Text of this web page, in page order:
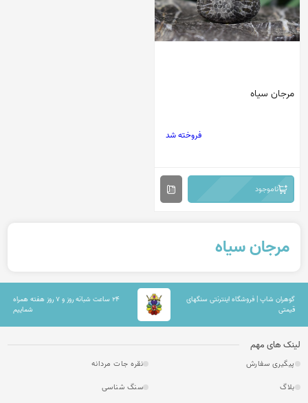
مرجان سیاه
فروخته شد
ناموجود
مرجان سیاه
گوهران شاپ | فروشگاه اینترنتی سنگهای
قیمتی
۲۴ ساعت شبانه روز و ۷ روز هفته همراه
شماییم
لینک های مهم
پیگیری سفارش
نقره جات مردانه
بلاگ
سنگ شناسی